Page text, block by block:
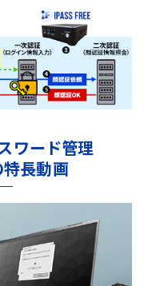
ワード管理
特長動画